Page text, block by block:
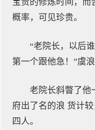
宝贵的修炼时间，而
概率，可见珍贵。
“老院长，以后
第一个跟他急！”虞
老院长斜瞥了他
府出了名的浪 货计
四人。